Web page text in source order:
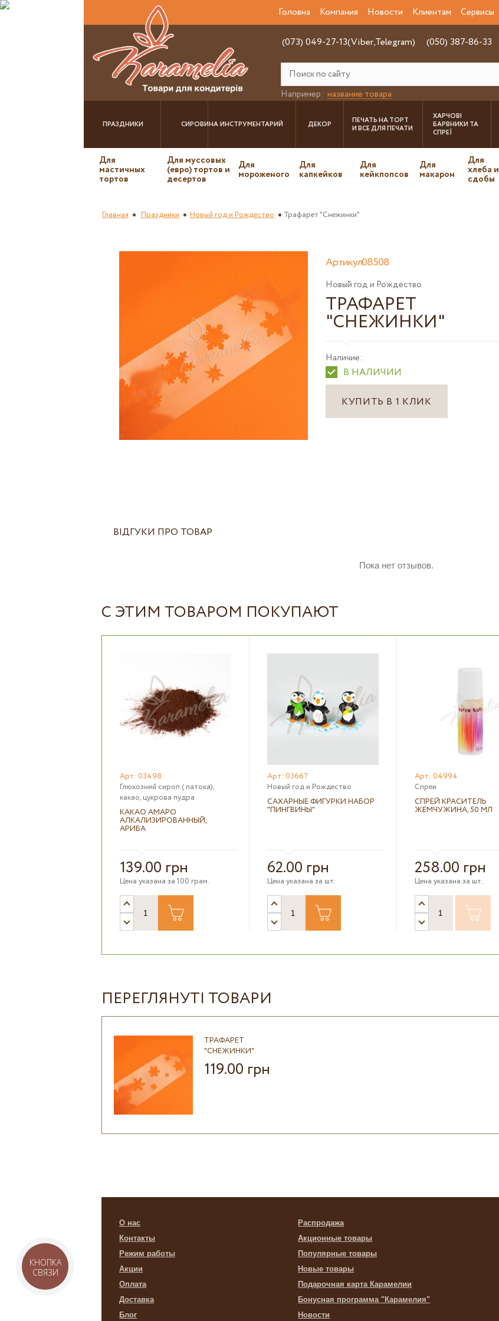
Головна Компания Новости Клиентам Сервисы
(073) 049-27-13(Viber,Telegram) (050) 387-86-33
Например: название товара
ПРАЗДНИКИ СИРОВИНАИНСТРУМЕНТАРИЙ ДЕКОР
ПЕЧАТЬ НА ТОРТ
И ВСЕ ДЛЯ ПЕЧАТИ
ХАРЧОВІ
БАРВНИКИ ТА
СПРЕЇ
Для
мастичных
тортов
Для муссовых
(евро) тортов и
десертов
Для
мороженого
Для
капкейков
Для
кейкпопсов
Для
макарон
Для
хлеба и
сдобы
Главная Праздники Новый год и Рождество Трафарет "Снежинки"
Артикул08508
Новый год и Рождество
ТРАФАРЕТ
"СНЕЖИНКИ"
Наличие:
В НАЛИЧИИ
КУПИТЬ В 1 КЛИК
ВІДГУКИ ПРО ТОВАР
Пока нет отзывов.
С ЭТИМ ТОВАРОМ ПОКУПАЮТ
Арт: 03498
Глюкозний сироп ( патока),
какао, цукрова пудра
КАКАО АМАРО
АЛКАЛИЗИРОВАННЫЙ,
АРИБА
139.00 грн
Цена указана за 100 грам.
Арт: 03667
Новый год и Рождество
САХАРНЫЕ ФИГУРКИ НАБОР
"ПИНГВИНЫ"
62.00 грн
Цена указана за шт.
Арт: 04994
Спреи
СПРЕЙ КРАСИТЕЛЬ
ЖЕМЧУЖИНА, 50 МЛ
258.00 грн
Цена указана за шт.
ПЕРЕГЛЯНУТІ ТОВАРИ
ТРАФАРЕТ
"СНЕЖИНКИ"
119.00 грн
О нас
Распродажа
Контакты
Акционные товары
Режим работы
Популярные товары
Акции
Новые товары
Оплата
Подарочная карта Карамелии
Доставка
Бонусная программа "Карамелия"
Блог
Новости
КНОПКА
СВЯЗИ